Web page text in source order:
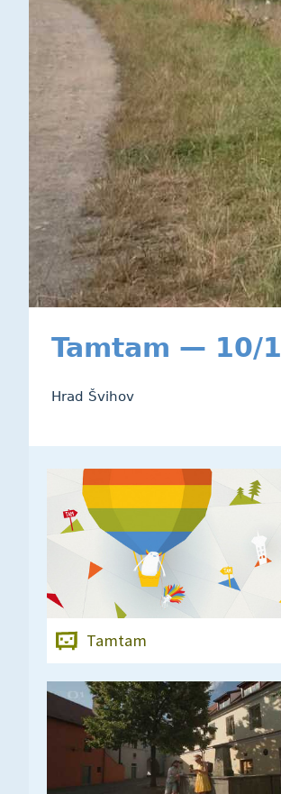
Tamtam — 10/
Hrad Švihov
Tamtam